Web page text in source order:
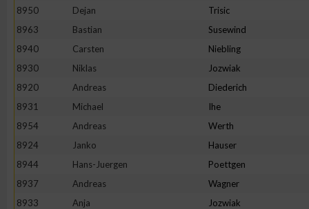
8950
Dejan Trisic
8963
Bastian Susewind
8940
Carsten Niebling
8930
Niklas Jozwiak
8920
Andreas Diederich
8931
Michael Ihe
8954
Andreas Werth
8924
Janko Hauser
8944
Hans-Juergen Poettgen
8937
Andreas Wagner
8933
Anja Jozwiak